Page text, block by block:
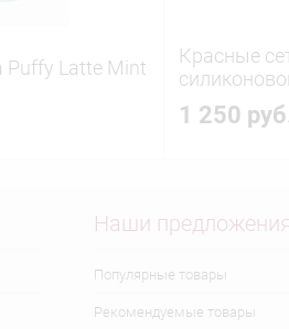
Puffy Latte Mint
Красные
1 250
Наши предложения
Популярные товары
Рекомендуемые товары